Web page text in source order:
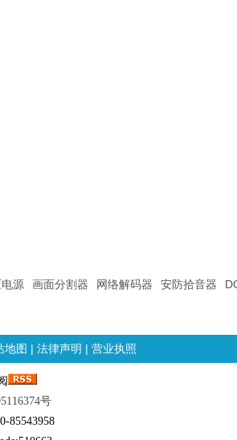
源 画面分割器 网络解码器 安防拾音器
地图 | 法律声明 | 营业执照
号
85543958